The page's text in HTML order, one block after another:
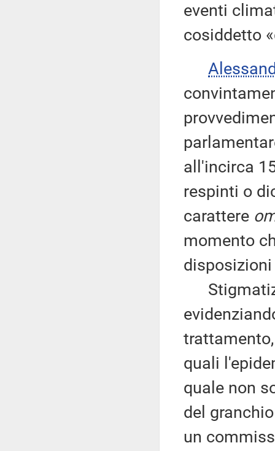
eventi
cosiddetto
all'incirca
respinti o
carattere
momento
quali
quale non
del
un